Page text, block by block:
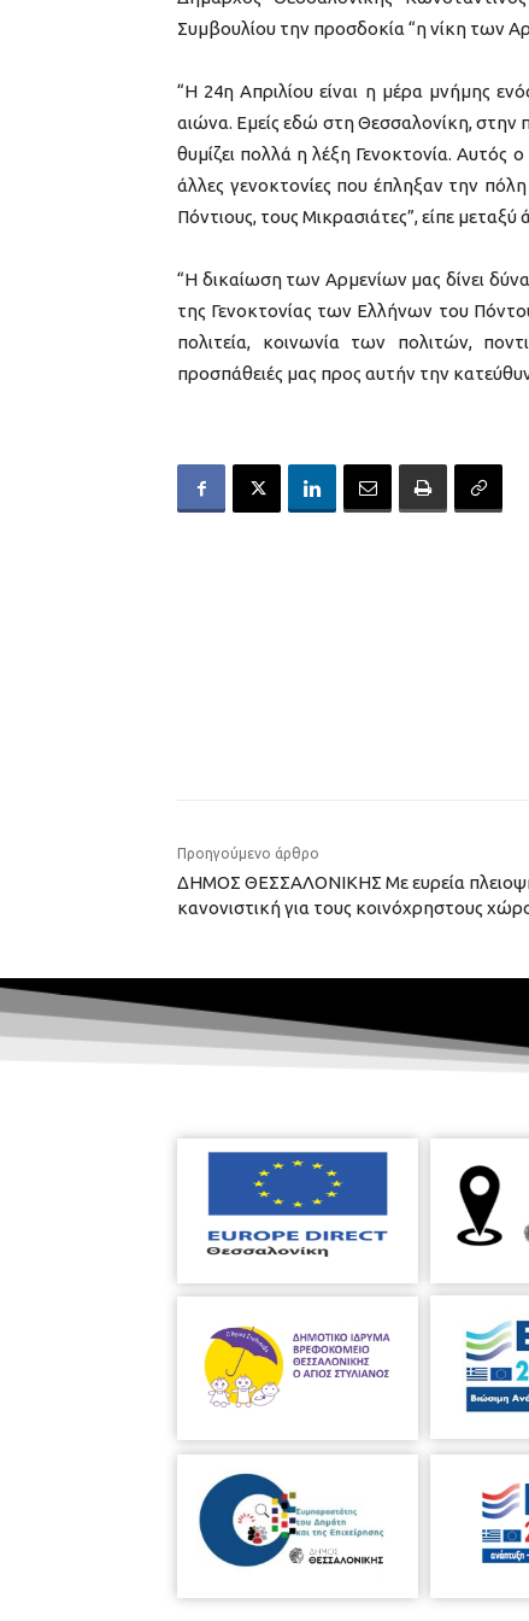
Συμβουλίου την προσδοκία “η νίκη των
“Η 24η Απριλίου είναι η μέρα μνήμης
αιώνα. Εμείς εδώ στη Θεσσαλονίκη,
θυμίζει πολλά η λέξη Γενοκτονία. Αυτός
άλλες γενοκτονίες που έπληξαν την
Πόντιους, τους Μικρασιάτες”, είπε
“Η δικαίωση των Αρμενίων μας δίνει
της Γενοκτονίας των Ελλήνων του
πολιτεία, κοινωνία των πολιτών,
προσπάθειές μας προς αυτήν την
Προηγούμενο άρθρο
ΔΗΜΟΣ ΘΕΣΣΑΛΟΝΙΚΗΣ Με ευρεία
κανονιστική για τους κοινόχρηστους